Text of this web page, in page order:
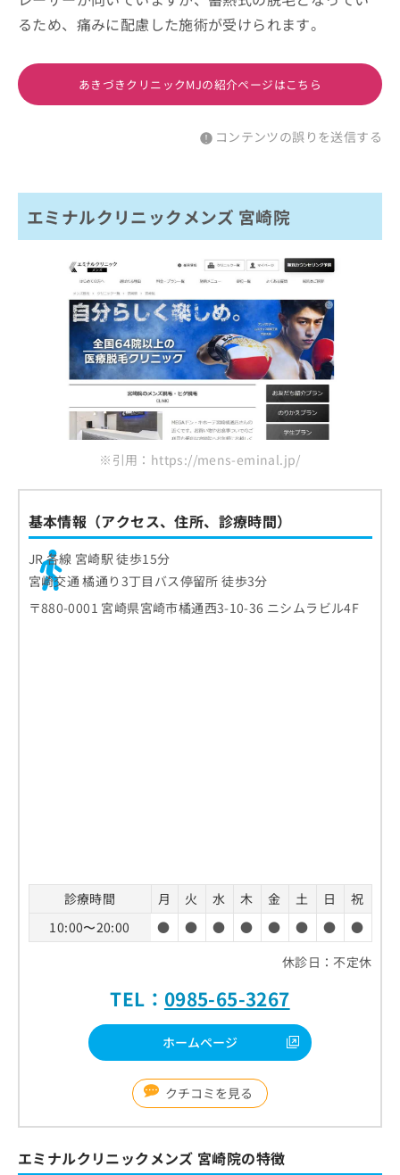
るため、痛みに配慮した施術が受けられます。
あきづきクリニックMJの紹介ページはこちら
コンテンツの誤りを送信する
エミナルクリニックメンズ 宮崎院
※引用：https://mens-eminal.jp/
基本情報（アクセス、住所、診療時間）
JR 各線 宮崎駅 徒歩15分
宮崎交通 橘通り3丁目バス停留所 徒歩3分
〒880-0001 宮崎県宮崎市橘通西3-10-36 ニシムラビル4F
診療時間 月 火 水 木 金 土 日
祝
10:00〜20:00
● ● ● ● ● ● ●
●
休診日：不定休
TEL： 0985-65-3267
ホームページ
クチコミを見る
エミナルクリニックメンズ 宮崎院の特徴